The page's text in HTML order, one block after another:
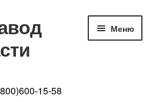
Меню
15-58